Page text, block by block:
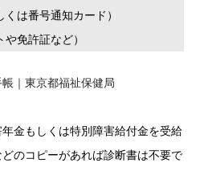
は番号通知カード）
免許証など）
｜東京都福祉保健局
金もしくは特別障害給付金を受給
のコピーがあれば診断書は不要で